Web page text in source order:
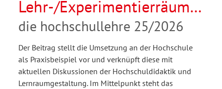
Lehr-/Experimentierräume
für eine zukunftsorientierte
Bildung.
Handlungsempfehlungen
zur Lernraumentwicklung
die hochschullehre 25/2026
Der Beitrag stellt die Umsetzung an der Hochschule
als Praxisbeispiel vor und verknüpft diese mit
aktuellen Diskussionen der Hochschuldidaktik und
Lernraumgestaltung. Im Mittelpunkt steht das